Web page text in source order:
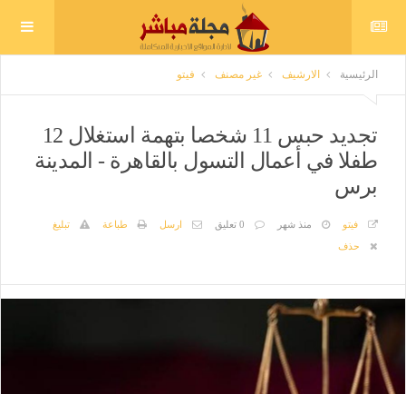
الرئيسية الارشيف غير مصنف فيتو
تجديد حبس 11 شخصا بتهمة استغلال 12
طفلا في أعمال التسول بالقاهرة - المدينة
برس
فيتو منذ شهر 0 تعليق ارسل طباعة
تبليغ
حذف